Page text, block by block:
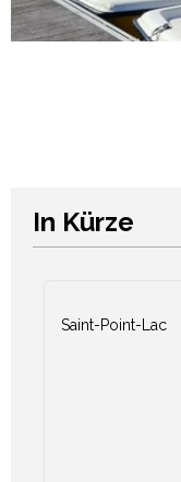
In Kürze
Saint-Point-Lac